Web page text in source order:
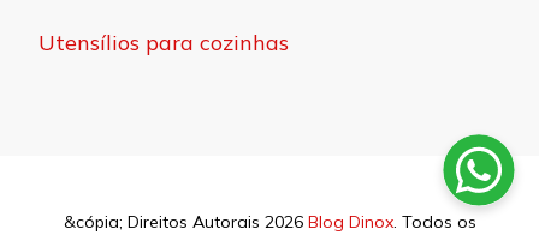
Utensílios para cozinhas
&cópia; Direitos Autorais 2026 Blog Dinox. Todos os